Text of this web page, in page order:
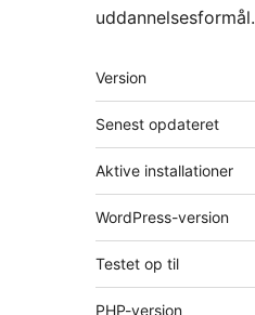
uddannelsesformål.
Meta
Version
Senest opdateret
Aktive installationer
WordPress-version
Testet op til
PHP-version